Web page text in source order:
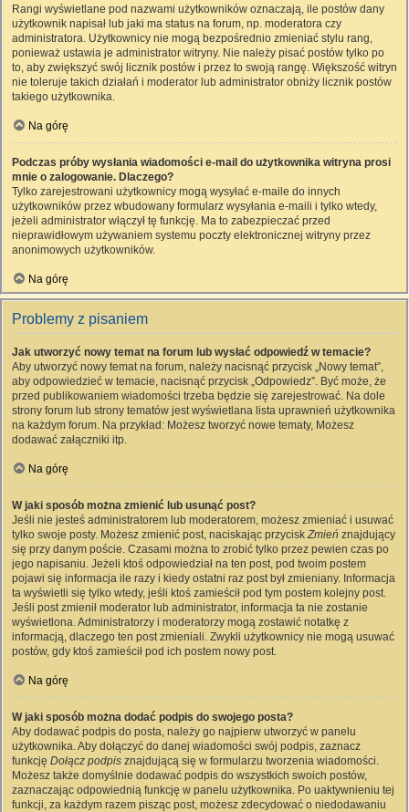
Rangi wyświetlane pod nazwami użytkowników oznaczają, ile postów dany
użytkownik napisał lub jaki ma status na forum, np. moderatora czy
administratora. Użytkownicy nie mogą bezpośrednio zmieniać stylu rang,
ponieważ ustawia je administrator witryny. Nie należy pisać postów tylko po
to, aby zwiększyć swój licznik postów i przez to swoją rangę. Większość witryn
nie toleruje takich działań i moderator lub administrator obniży licznik postów
takiego użytkownika.
Na górę
Podczas próby wysłania wiadomości e-mail do użytkownika witryna prosi
mnie o zalogowanie. Dlaczego?
Tylko zarejestrowani użytkownicy mogą wysyłać e-maile do innych
użytkowników przez wbudowany formularz wysyłania e-maili i tylko wtedy,
jeżeli administrator włączył tę funkcję. Ma to zabezpieczać przed
nieprawidłowym używaniem systemu poczty elektronicznej witryny przez
anonimowych użytkowników.
Na górę
Problemy z pisaniem
Jak utworzyć nowy temat na forum lub wysłać odpowiedź w temacie?
Aby utworzyć nowy temat na forum, należy nacisnąć przycisk „Nowy temat”,
aby odpowiedzieć w temacie, nacisnąć przycisk „Odpowiedz”. Być może, że
przed publikowaniem wiadomości trzeba będzie się zarejestrować. Na dole
strony forum lub strony tematów jest wyświetlana lista uprawnień użytkownika
na każdym forum. Na przykład: Możesz tworzyć nowe tematy, Możesz
dodawać załączniki itp.
Na górę
W jaki sposób można zmienić lub usunąć post?
Jeśli nie jesteś administratorem lub moderatorem, możesz zmieniać i usuwać
tylko swoje posty. Możesz zmienić post, naciskając przyciskZmień znajdujący
się przy danym poście. Czasami można to zrobić tylko przez pewien czas po
jego napisaniu. Jeżeli ktoś odpowiedział na ten post, pod twoim postem
pojawi się informacja ile razy i kiedy ostatni raz post był zmieniany. Informacja
ta wyświetli się tylko wtedy, jeśli ktoś zamieścił pod tym postem kolejny post.
Jeśli post zmienił moderator lub administrator, informacja ta nie zostanie
wyświetlona. Administratorzy i moderatorzy mogą zostawić notatkę z
informacją, dlaczego ten post zmieniali. Zwykli użytkownicy nie mogą usuwać
postów, gdy ktoś zamieścił pod ich postem nowy post.
Na górę
W jaki sposób można dodać podpis do swojego posta?
Aby dodawać podpis do posta, należy go najpierw utworzyć w panelu
użytkownika. Aby dołączyć do danej wiadomości swój podpis, zaznacz
funkcję Dołącz podpis znajdującą się w formularzu tworzenia wiadomości.
Możesz także domyślnie dodawać podpis do wszystkich swoich postów,
zaznaczając odpowiednią funkcję w panelu użytkownika. Po uaktywnieniu tej
funkcji, za każdym razem pisząc post, możesz zdecydować o niedodawaniu